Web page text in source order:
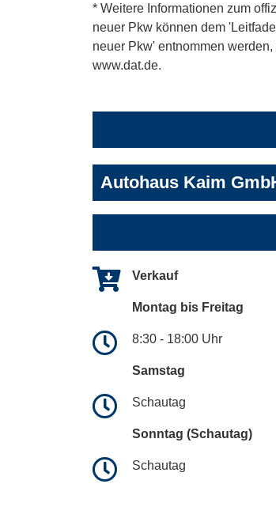
* Weitere Informationen zum
neuer Pkw können dem
neuer Pkw' entnommen
www.dat.de.
Autohaus Kaim
Verkauf
Montag bis Freitag
8:30 - 18:00 Uhr
Samstag
Schautag
Sonntag (Schautag)
Schautag